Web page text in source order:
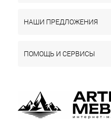
НАШИ ПРЕДЛОЖЕНИЯ
ПОМОЩЬ И СЕРВИСЫ